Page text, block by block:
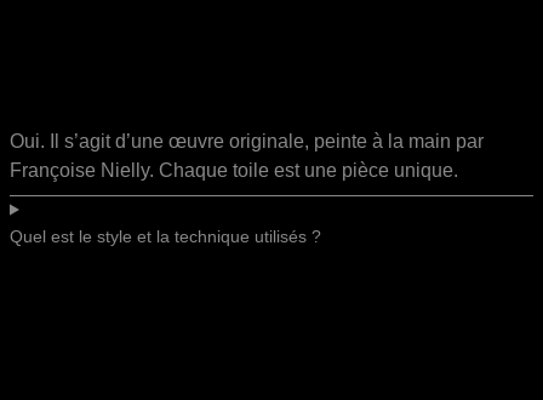
Oui. Il s’agit d’une œuvre originale, peinte à la main par
Françoise Nielly. Chaque toile est une pièce unique.
Quel est le style et la technique utilisés ?